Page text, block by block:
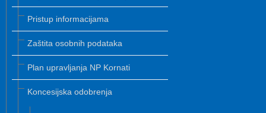
Pristup informacijama
Zaštita osobnih podataka
Plan upravljanja NP Kornati
Koncesijska odobrenja